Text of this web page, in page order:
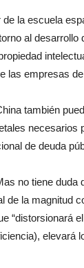
de la escuela
al
las empresas
también
necesarios
de deuda
no tiene duda
de la magnitud
“distorsionará
elevará